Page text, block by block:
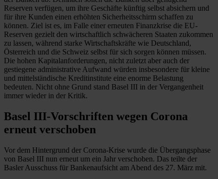
Reserven verfügen, um ihre Geschäfte künftig selbst absichern und
für ihre Kunden einen erhöhten Sicherheitsschirm schaffen zu
können. Ziel ist es, im Falle einer erneuten Finanzkrise die EU-
Reserven gezielt den wirtschaftlich schwächeren Staaten zukommen
zu lassen, während starke Wirtschaftskräfte wie Deutschland,
Österreich und die Schweiz selbst für sich sorgen können müssen.
Die hohen Kapitalanforderungen, nicht zuletzt aber auch der
gestiegene administrative Aufwand würden insbesondere für kleine
und mittelständische Kreditinstitute eine enorme Belastung
bedeuten. Nicht ohne Grund stand Basel III in der Vergangenheit
immer wieder in der Kritik.
Basel III-Vorschriften wegen Corona
erneut verschoben
Vor dem Hintergrund der Corona-Krise wurde die Übergangsphase
von Basel III nun erneut um ein Jahr verschoben. Das teilte der
Basler Ausschuss für Bankenaufsicht am Abend des 27. März mit.